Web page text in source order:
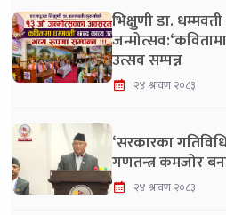
भिक्षुणी डा.
उत्सव सम्पन्न
२४ श्रावण २०८३
‘सरकारका
गणतन्त्र कमजोर
२४ श्रावण २०८३